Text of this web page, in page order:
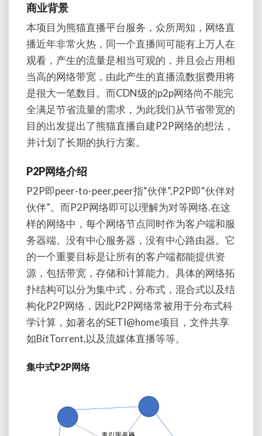
商业背景
本项目为熊猫直播平台服务，众所周知，网络直
播近年非常火热，同一个直播间可能有上万人在
观看，产生的流量是相当可观的，并且会占用相
当高的网络带宽，由此产生的直播流数据费用将
是很大一笔数目。而CDN级的p2p网络尚不能完
全满足节省流量的需求，为此我们从节省带宽的
目的出发提出了熊猫直播自建P2P网络的想法，
并计划了长期的执行方案。
P2P网络介绍
P2P即peer-to-peer,peer指“伙伴”,P2P即“伙伴对
伙伴”。而P2P网络即可以理解为对等网络.在这
样的网络中，每个网络节点同时作为客户端和服
务器端。没有中心服务器，没有中心路由器。它
的一个重要目标是让所有的客户端都能提供资
源，包括带宽，存储和计算能力。具体的网络拓
扑结构可以分为集中式，分布式，混合式以及结
构化P2P网络，因此P2P网络常被用于分布式科
学计算，如著名的SETI@home项目，文件共享
如BitTorrent,以及流媒体直播等等。
集中式P2P网络